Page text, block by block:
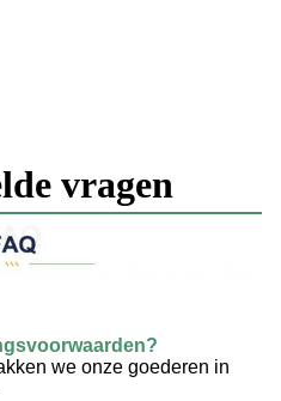
vragen
we onze goederen in